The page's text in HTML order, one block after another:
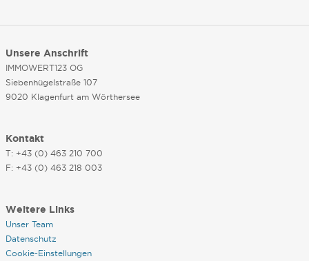
Unsere Anschrift
IMMOWERT123 OG
Siebenhügelstraße 107
9020 Klagenfurt am Wörthersee
Kontakt
T: +43 (0) 463 210 700
F: +43 (0) 463 218 003
Weitere Links
Unser Team
Datenschutz
Cookie-Einstellungen